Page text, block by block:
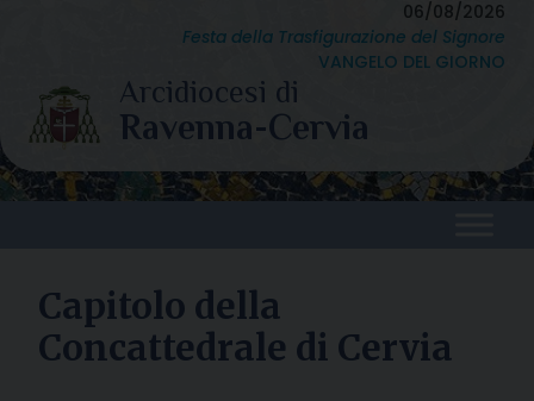
content
06/08/2026
Festa della Trasfigurazione del Signore
VANGELO DEL GIORNO
Capitolo della
Concattedrale di Cervia